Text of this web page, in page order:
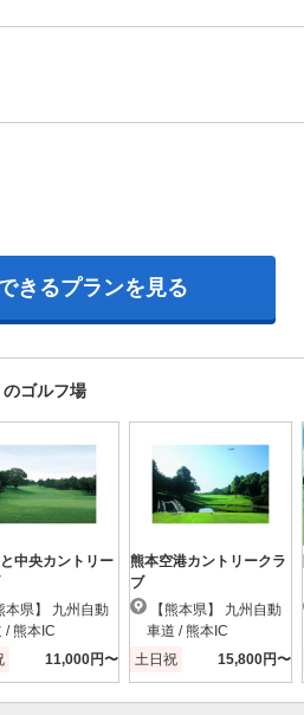
きるプランを見る
ゴルフ場
中央カントリー
/ 熊本IC
11,000円〜
熊本空港カントリークラ
ブ
車道 / 熊本IC
土日祝
15,800円〜